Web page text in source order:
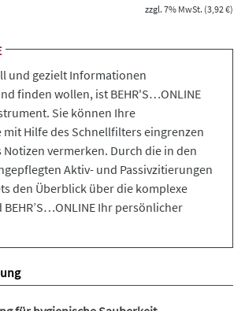
zzgl. 7% MwSt. (3,92 €)
und gezielt Informationen
finden wollen, ist BEHR'S…ONLINE
Sie können Ihre
mit Hilfe des Schnellfilters eingrenzen
vermerken. Durch die in den
Aktiv- und Passivzitierungen
den Überblick über die komplexe
Ihr persönlicher